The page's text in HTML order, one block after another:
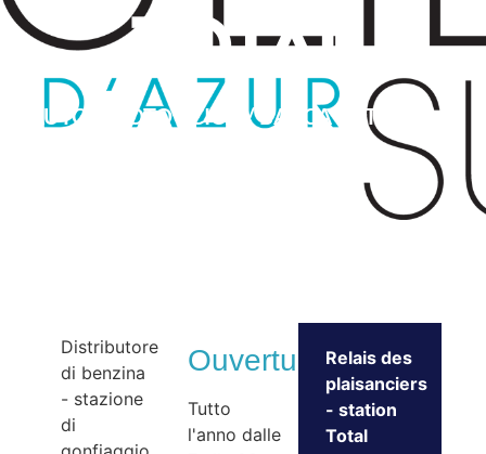
Total
AUTO / MOTO / CICLI / BARCA – STAZIONE
Distributore
di benzina
- stazione
di
Ouvertures
Tutto
l'anno dalle
Relais des
plaisanciers
- station
Total